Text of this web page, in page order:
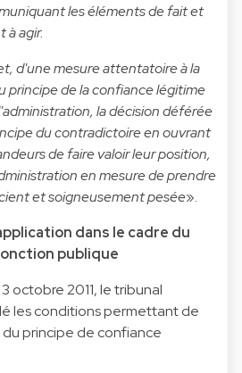
les éléments de fait et
à agir.
d'une mesure attentatoire à la
principe de la confiance légitime
la décision déférée
du contradictoire en ouvrant
de faire valoir leur position,
en mesure de prendre
et soigneusement pesée».
dans le cadre du
publique
octobre 2011, le tribunal
les conditions permettant de
principe de confiance